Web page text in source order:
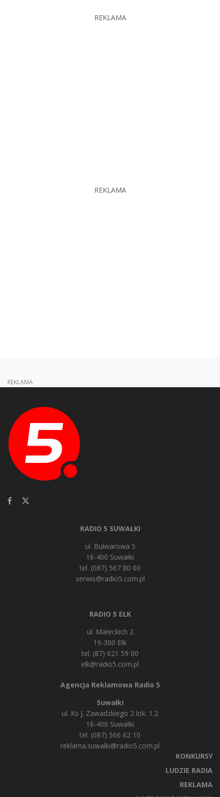
REKLAMA
REKLAMA
REKLAMA
RADIO 5 SUWAŁKI
ul. Bulwarowa 5
16-400 Suwałki
tel. (087) 567 80 00
serwis@radio5.com.pl
RADIO 5 EŁK
ul. Małeckich 2
19-300 Ełk
tel. (87) 621 59 00
elk@radio5.com.pl
Agencja Reklamowa Radio 5
Suwałki
ul. Ks J. Zawadzkiego 2 lok. 1.2
16-400 Suwałki
tel. (087) 566 62 10
reklama.suwalki@radio5.com.pl
KONKURSY
LUDZIE RADIA
REKLAMA